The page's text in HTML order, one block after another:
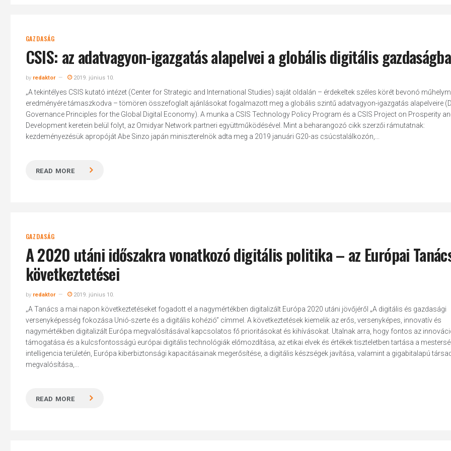
GAZDASÁG
CSIS: az adatvagyon-igazgatás alapelvei a globális digitális
by redaktor 2019. június 10.
„A tekintélyes CSIS kutató intézet (Center for Strategic and International Studies) saját oldalán – érdekeltek széles körét bevonó
eredményére támaszkodva – tömören összefoglalt ajánlásokat fogalmazott meg a globális szintű adatvagyon-igazgatás alapelveire
Governance Principles for the Global Digital Economy). A munka a CSIS Technology Policy Program és a CSIS Project on Prosperity
Development keretein belül folyt, az Omidyar Network partneri együttműködésével. Mint a beharangozó cikk szerzői rámutatnak:
kezdeményezésük apropóját Abe Sinzo japán miniszterelnök adta meg a 2019 januári G20-as csúcstalálkozón,...
READ MORE
GAZDASÁG
A 2020 utáni időszakra vonatkozó digitális politika – az Európai
következtetései
by redaktor 2019. június 10.
„A Tanács a mai napon következtetéseket fogadott el a nagymértékben digitalizált Európa 2020 utáni jövőjéről „A digitális és gazdasági
versenyképesség fokozása Unió-szerte és a digitális kohézió” címmel. A következtetések kiemelik az erős, versenyképes, innovatív és
nagymértékben digitalizált Európa megvalósításával kapcsolatos fő prioritásokat és kihívásokat. Utalnak arra, hogy fontos az
támogatása és a kulcsfontosságú európai digitális technológiák előmozdítása, az etikai elvek és értékek tiszteletben tartása a
intelligencia területén, Európa kiberbiztonsági kapacitásainak megerősítése, a digitális készségek javítása, valamint a gigabitalapú
megvalósítása,...
READ MORE